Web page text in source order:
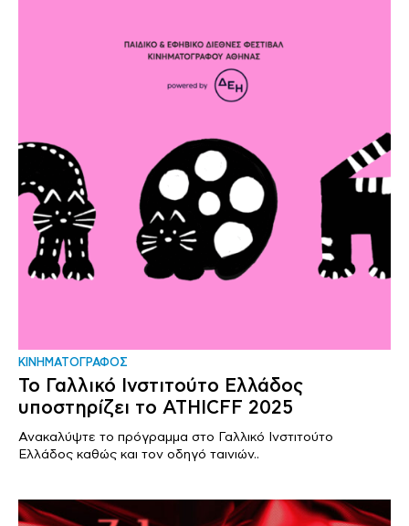
ΚΙΝΗΜΑΤΟΓΡΑΦΟΣ
Το Γαλλικό Ινστιτούτο Ελλάδος
υποστηρίζει το ΑΤΗΙCFF 2025
Ανακαλύψτε το πρόγραμμα στο Γαλλικό Ινστιτούτο
Ελλάδος καθώς και τον οδηγό ταινιών..